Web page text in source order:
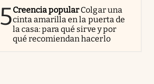
5Creencia popularColgar una
cinta amarilla en la puerta de
la casa: para qué sirve y por
qué recomiendan hacerlo